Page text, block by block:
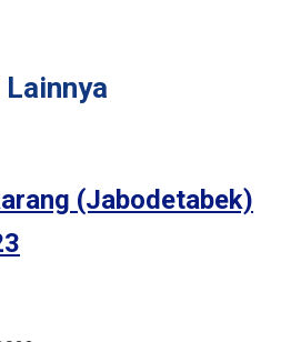
(Jabodetabek)